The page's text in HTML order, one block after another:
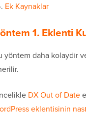
Ek Kaynaklar
1. Eklenti
yöntem daha kolaydır
DX Out of Date
eklentisinin